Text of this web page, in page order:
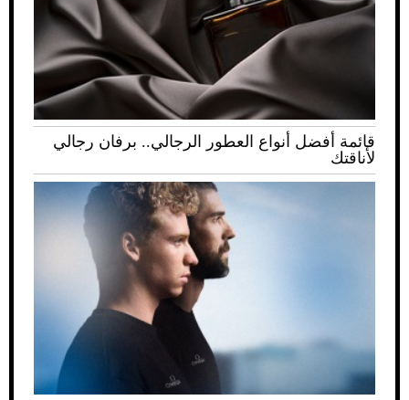
قائمة أفضل أنواع العطور الرجالي.. برفان رجالي
لأناقتك